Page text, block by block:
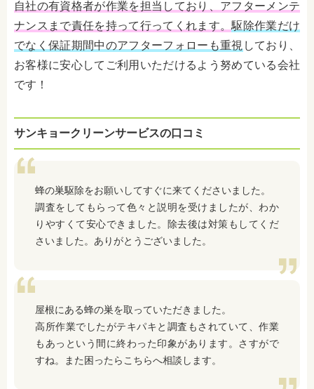
自社の有資格者が作業を担当しており、アフターメンテ
ナンスまで責任を持って行ってくれます。駆除作業だけ
でなく保証期間中のアフターフォローも重視 しており、
お客様に安心してご利用いただけるよう努めている会社
です！
サンキョークリーンサービスの口コミ
蜂の巣駆除をお願いしてすぐに来てくださいました。
調査をしてもらって色々と説明を受けましたが、わか
りやすくて安心できました。除去後は対策もしてくだ
さいました。ありがとうございました。
屋根にある蜂の巣を取っていただきました。
高所作業でしたがテキパキと調査もされていて、作業
もあっという間に終わった印象があります。さすがで
すね。また困ったらこちらへ相談します。